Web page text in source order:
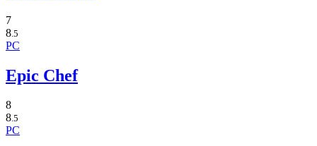
7
8 .5
PC
Epic Chef
8
8.5
PC